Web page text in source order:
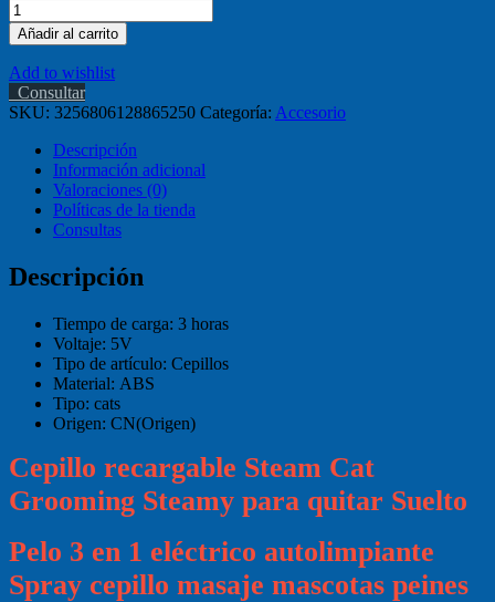
Añadir al carrito
Add to wishlist
Consultar
SKU: 3256806128865250 Categoría: Accesorio
Descripción
Información adicional
Valoraciones (0)
Políticas de la tienda
Consultas
Descripción
Tiempo de carga: 3 horas
Voltaje: 5V
Tipo de artículo: Cepillos
Material: ABS
Tipo: cats
Origen: CN(Origen)
Cepillo recargable Steam Cat
Grooming Steamy para quitar Suelto
Pelo 3 en 1 eléctrico autolimpiante
Spray cepillo masaje mascotas peines